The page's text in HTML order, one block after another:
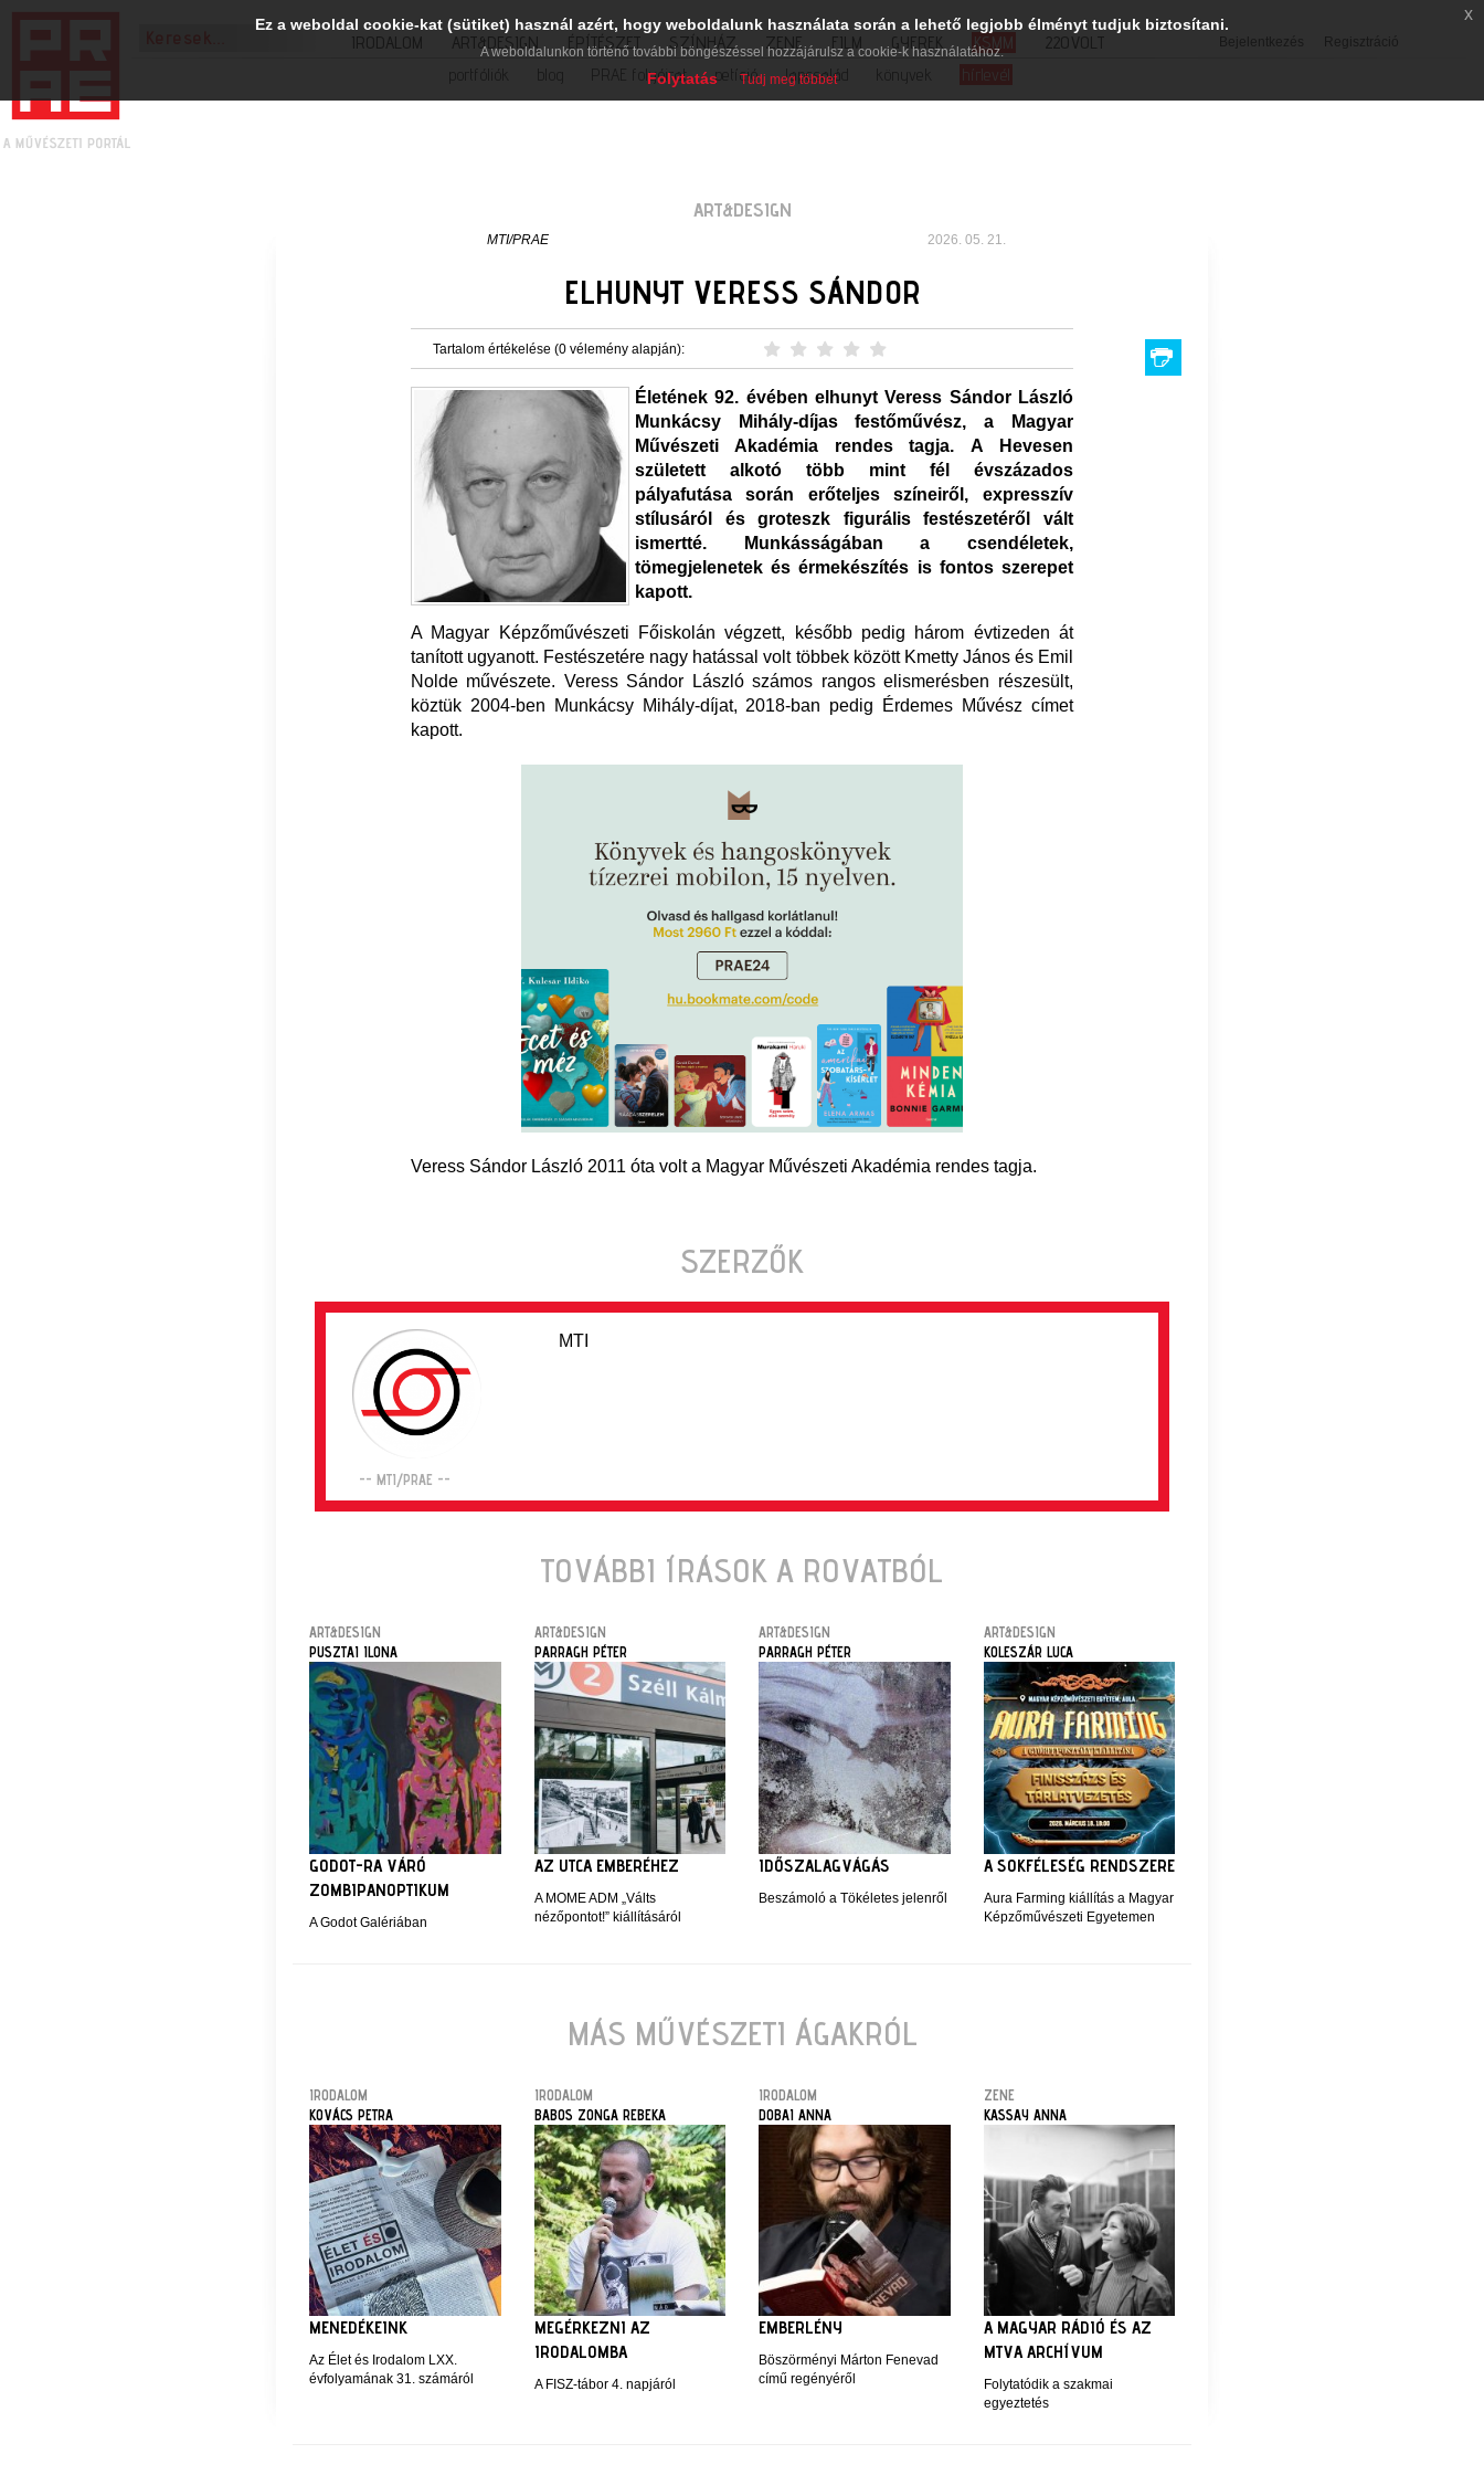
Bejelentkezés Regisztráció
IRODALOM ART&DESIGN ÉPÍTÉSZET SZÍNHÁZ ZENE FILM GYEREK KSMM
220VOLT
portfóliók
PRAE folyóirat petíció lapcsalád könyvek hírlevél
ART&DESIGN
MTI/PRAE 2026. 05. 21.
ELHUNYT VERESS SÁNDOR
Tartalom értékelése (0 vélemény alapján):
Életének 92. évében elhunyt Veress Sándor László
Munkácsy Mihály-díjas festőművész, a Magyar
Művészeti Akadémia rendes tagja. A Hevesen
született alkotó több mint fél évszázados
pályafutása során erőteljes színeiről, expresszív
stílusáról és groteszk figurális festészetéről vált
ismertté. Munkásságában a csendéletek,
tömegjelenetek és érmekészítés is fontos szerepet
kapott.
A Magyar Képzőművészeti Főiskolán végzett, később pedig három évtizeden át
tanított ugyanott. Festészetére nagy hatással volt többek között Kmetty János és Emil
Nolde művészete. Veress Sándor László számos rangos elismerésben részesült,
köztük 2004-ben Munkácsy Mihály-díjat, 2018-ban pedig Érdemes Művész címet
kapott.
Veress Sándor László 2011 óta volt a Magyar Művészeti Akadémia rendes tagja.
SZERZŐK
-- MTI/PRAE --
MTI
TOVÁBBI ÍRÁSOK A ROVATBÓL
ART&DESIGN
PUSZTAI ILONA
GODOT-RA VÁRÓ
ZOMBIPANOPTIKUM
A Godot Galériában
ART&DESIGN
PARRAGH PÉTER
AZ UTCA EMBERÉHEZ
A MOME ADM „Válts
nézőpontot!” kiállításáról
ART&DESIGN
PARRAGH PÉTER
IDŐSZALAGVÁGÁS
Beszámoló a Tökéletes jelenről
ART&DESIGN
KOLESZÁR LUCA
A SOKFÉLESÉG RENDSZERE
Aura Farming kiállítás a Magyar
Képzőművészeti Egyetemen
MÁS MŰVÉSZETI ÁGAKRÓL
IRODALOM
KOVÁCS PETRA
MENEDÉKEINK
Az Élet és Irodalom LXX.
évfolyamának 31. számáról
IRODALOM
BABOS ZONGA REBEKA
MEGÉRKEZNI AZ
IRODALOMBA
A FISZ-tábor 4. napjáról
IRODALOM
DOBAI ANNA
EMBERLÉNY
Böszörményi Márton Fenevad
című regényéről
ZENE
KASSAY ANNA
A MAGYAR RÁDIÓ ÉS AZ
MTVA ARCHÍVUM
Folytatódik a szakmai
egyeztetés
Ez a weboldal cookie-kat (sütiket) használ azért, hogy weboldalunk használata során a lehető legjobb élményt tudjuk biztosítani.
A weboldalunkon történő további böngészéssel hozzájárulsz a cookie-k használatához.
Folytatás Tudj meg többet
x